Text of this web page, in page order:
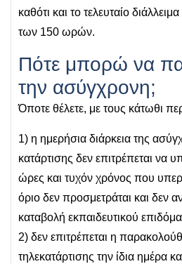
καθότι και το τελευταίο
των 150 ωρών.
Πότε μπορώ να
την ασύγχρονη;
Όποτε θέλετε, με τους κάτωθι
1) η ημερήσια διάρκεια της
κατάρτισης δεν επιτρέπεται να
ώρες και τυχόν χρόνος που
όριο δεν προσμετράται και δεν
καταβολή εκπαιδευτικού
2) δεν επιτρέπεται η
τηλεκατάρτισης την ίδια ημέρα